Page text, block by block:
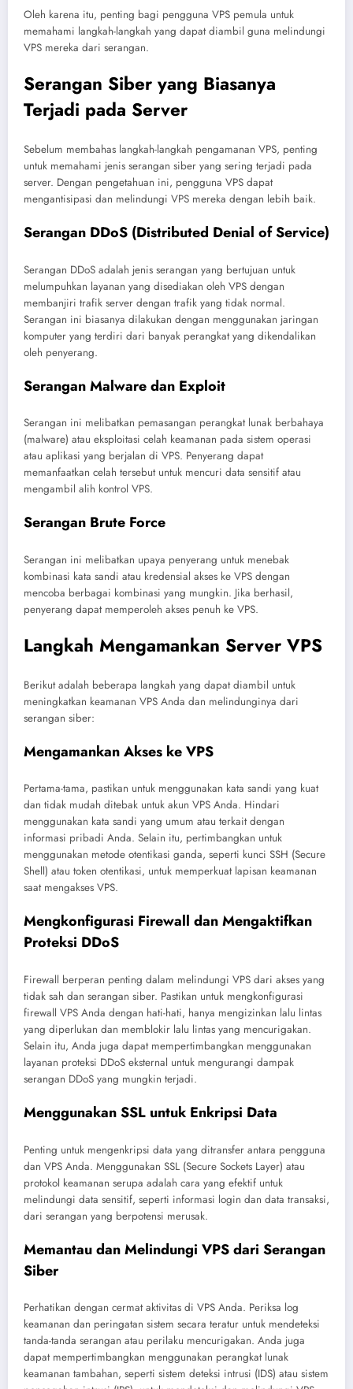
Oleh karena itu, penting bagi pengguna VPS pemula untuk
memahami langkah-langkah yang dapat diambil guna melindungi
VPS mereka dari serangan.
Serangan Siber yang Biasanya
Terjadi pada Server
Sebelum membahas langkah-langkah pengamanan VPS, penting
untuk memahami jenis serangan siber yang sering terjadi pada
server. Dengan pengetahuan ini, pengguna VPS dapat
mengantisipasi dan melindungi VPS mereka dengan lebih baik.
Serangan DDoS (Distributed Denial of Service)
Serangan DDoS adalah jenis serangan yang bertujuan untuk
melumpuhkan layanan yang disediakan oleh VPS dengan
membanjiri trafik server dengan trafik yang tidak normal.
Serangan ini biasanya dilakukan dengan menggunakan jaringan
komputer yang terdiri dari banyak perangkat yang dikendalikan
oleh penyerang.
Serangan Malware dan Exploit
Serangan ini melibatkan pemasangan perangkat lunak berbahaya
(malware) atau eksploitasi celah keamanan pada sistem operasi
atau aplikasi yang berjalan di VPS. Penyerang dapat
memanfaatkan celah tersebut untuk mencuri data sensitif atau
mengambil alih kontrol VPS.
Serangan Brute Force
Serangan ini melibatkan upaya penyerang untuk menebak
kombinasi kata sandi atau kredensial akses ke VPS dengan
mencoba berbagai kombinasi yang mungkin. Jika berhasil,
penyerang dapat memperoleh akses penuh ke VPS.
Langkah Mengamankan Server VPS
Berikut adalah beberapa langkah yang dapat diambil untuk
meningkatkan keamanan VPS Anda dan melindunginya dari
serangan siber:
Mengamankan Akses ke VPS
Pertama-tama, pastikan untuk menggunakan kata sandi yang kuat
dan tidak mudah ditebak untuk akun VPS Anda. Hindari
menggunakan kata sandi yang umum atau terkait dengan
informasi pribadi Anda. Selain itu, pertimbangkan untuk
menggunakan metode otentikasi ganda, seperti kunci SSH (Secure
Shell) atau token otentikasi, untuk memperkuat lapisan keamanan
saat mengakses VPS.
Mengkonfigurasi Firewall dan Mengaktifkan
Proteksi DDoS
Firewall berperan penting dalam melindungi VPS dari akses yang
tidak sah dan serangan siber. Pastikan untuk mengkonfigurasi
firewall VPS Anda dengan hati-hati, hanya mengizinkan lalu lintas
yang diperlukan dan memblokir lalu lintas yang mencurigakan.
Selain itu, Anda juga dapat mempertimbangkan menggunakan
layanan proteksi DDoS eksternal untuk mengurangi dampak
serangan DDoS yang mungkin terjadi.
Menggunakan SSL untuk Enkripsi Data
Penting untuk mengenkripsi data yang ditransfer antara pengguna
dan VPS Anda. Menggunakan SSL (Secure Sockets Layer) atau
protokol keamanan serupa adalah cara yang efektif untuk
melindungi data sensitif, seperti informasi login dan data transaksi,
dari serangan yang berpotensi merusak.
Memantau dan Melindungi VPS dari Serangan
Siber
Perhatikan dengan cermat aktivitas di VPS Anda. Periksa log
keamanan dan peringatan sistem secara teratur untuk mendeteksi
tanda-tanda serangan atau perilaku mencurigakan. Anda juga
dapat mempertimbangkan menggunakan perangkat lunak
keamanan tambahan, seperti sistem deteksi intrusi (IDS) atau sistem